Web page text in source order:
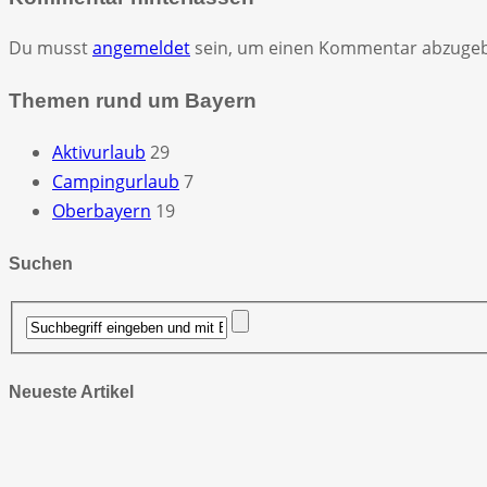
Du musstangemeldet sein, um einen Kommentar
Themen rund um Bayern
Aktivurlaub 29
Campingurlaub 7
Oberbayern 19
Suchen
Neueste Artikel